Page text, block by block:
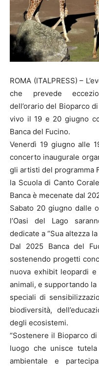
ROMA (ITALPRESS) –
che prevede
dell’orario del Bioparco
vivo il 19 e 20 giugno
Banca del Fucino.
Venerdì 19 giugno alle
concerto inaugurale
gli artisti del programma
la Scuola di Canto
Banca è mecenate dal
Sabato 20 giugno dalle
l’Oasi del Lago
dedicate a “Sua altezza la
Dal 2025 Banca del
sostenendo progetti
nuova exhibit leopardi e
animali, e supportando
speciali di
biodiversità,
degli ecosistemi.
“Sostenere il Bioparco
luogo che unisce
ambientale e